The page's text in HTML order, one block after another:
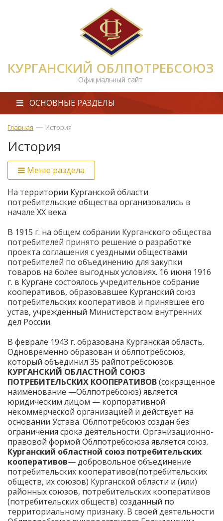
КУРГАНСКИЙ ОБЛПОТРЕБСОЮЗ
Официальный сайт
ОСНОВНЫЕ РАЗДЕЛЫ
Главная — История
История
Меню раздела
На территории Курганской области
потребительские общества организовались в
начале ХХ века.
В 1915 г. на общем собрании Курганского общества
потребителей принято решение о разработке
проекта соглашения с уездными обществами
потребителей по объединению для закупки
товаров на более выгодных условиях. 16 июня 1916
г. в Кургане состоялось учредительное собрание
кооперативов, образовавшее Курганский союз
потребительских кооперативов и принявшее его
устав, учрежденный Министерством внутренних
дел России.
В феврале 1943 г. образована Курганская область.
Одновременно образован и облпотребсоюз,
который объединил 35 райпотребсоюзов.
КУРГАНСКИЙ ОБЛАСТНОЙ СОЮЗ
ПОТРЕБИТЕЛЬСКИХ КООПЕРАТИВОВ(сокращенное
наименование —Облпотребсоюз) является
юридическим лицом — корпоративной
некоммерческой организацией и действует на
основании Устава. Облпотребсоюз создан без
ограничения срока деятельности. Организационно-
правовой формой Облпотребсоюза является союз.
Курганский областной союз потребительских
кооперативов— добровольное объединение
потребительских кооперативов(потребительских
обществ, их союзов) Курганской области и (или)
районных союзов, потребительских кооперативов
(потребительских обществ) созданный по
территориальному признаку. В своей деятельности